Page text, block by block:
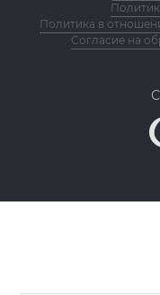
Политика в
Согласие на